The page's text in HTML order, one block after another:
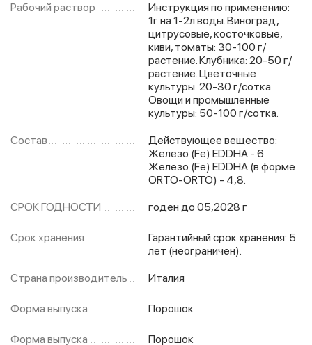
Рабочий раствор
Инструкция по применению:
1г на 1-2л воды. Виноград,
цитрусовые, косточковые,
киви, томаты: 30-100 г/
растение. Клубника: 20-50 г/
растение. Цветочные
культуры: 20-30 г/сотка.
Овощи и промышленные
культуры: 50-100 г/сотка.
Состав
Действующее вещество:
Железо (Fe) EDDHA - 6.
Железо (Fe) EDDHA (в форме
ORTO-ORTO) - 4,8.
СРОК ГОДНОСТИ годен до 05,2028 г
Срок хранения
Гарантийный срок хранения: 5
лет (неограничен).
Страна производитель Италия
Форма выпуска Порошок
Форма выпуска Порошок